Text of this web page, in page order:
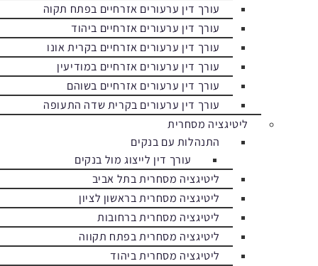
עורך דין ערעורים אזרחיים בפתח תקוה
עורך דין ערעורים אזרחיים ביהוד
עורך דין ערעורים אזרחיים בקרית אונו
עורך דין ערעורים אזרחיים במודיעין
עורך דין ערעורים אזרחיים בשוהם
עורך דין ערעורים בקרית שדה התעופה
ליטיגציה מסחרית
התנהלות עם בנקים
עורך דין לייצוג מול בנקים
ליטיגציה מסחרית בתל אביב
ליטיגציה מסחרית בראשון לציון
ליטיגציה מסחרית ברחובות
ליטיגציה מסחרית בפתח תקווה
ליטיגציה מסחרית ביהוד